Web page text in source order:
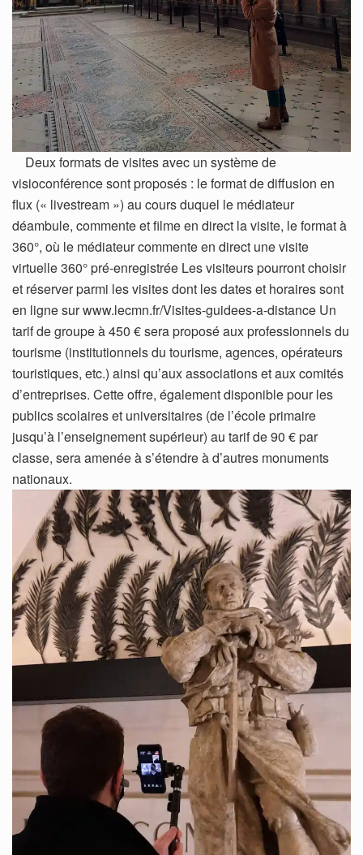
Deux formats de visites avec un système de
visioconférence sont proposés : le format de diffusion en
flux (« livestream ») au cours duquel le médiateur
déambule, commente et filme en direct la visite, le format à
360°, où le médiateur commente en direct une visite
virtuelle 360° pré-enregistrée Les visiteurs pourront choisir
et réserver parmi les visites dont les dates et horaires sont
en ligne sur www.lecmn.fr/Visites-guidees-a-distance Un
tarif de groupe à 450 € sera proposé aux professionnels du
tourisme (institutionnels du tourisme, agences, opérateurs
touristiques, etc.) ainsi qu’aux associations et aux comités
d’entreprises. Cette offre, également disponible pour les
publics scolaires et universitaires (de l’école primaire
jusqu’à l’enseignement supérieur) au tarif de 90 € par
classe, sera amenée à s’étendre à d’autres monuments
nationaux.